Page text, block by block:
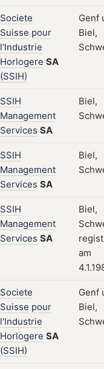
Societe
Suisse pour
l'Industrie
Horlogere SA
(SSIH)
Genf
Biel,
SSIH
Management
Services SA
Biel,
SSIH
Management
Services SA
Biel,
SSIH
Management
Services SA
Biel,
am
Societe
Suisse pour
l'Industrie
Horlogere SA
(SSIH)
Genf
Biel,